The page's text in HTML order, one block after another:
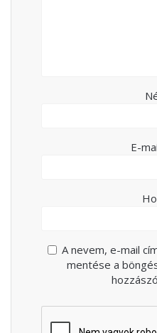
E-
A nevem, e-mail
mentése a